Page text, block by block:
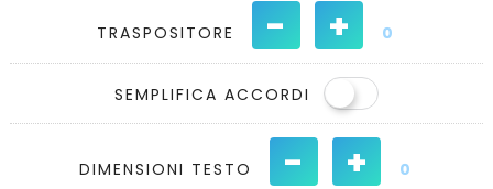
TRASPOSITORE - + 0
SEMPLIFICA ACCORDI
DIMENSIONI TESTO - + 0